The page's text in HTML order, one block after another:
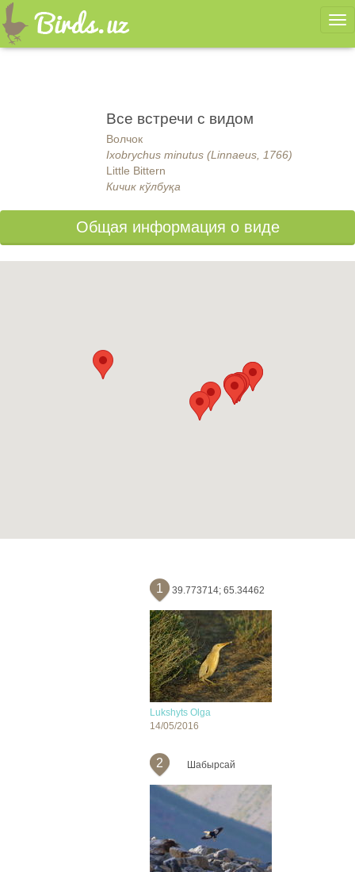
Все встречи с видом
Волчок
Ixobrychus minutus (Linnaeus, 1766)
Little Bittern
Кичик кўлбуқа
Общая информация о виде
1 39.773714; 65.34462
Lukshyts Olga
14/05/2016
2 Шабырсай